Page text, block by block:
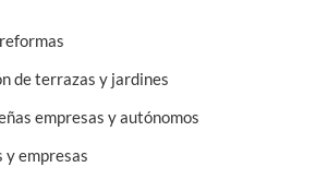
de terrazas y jardines
empresas y autónomos
y empresas